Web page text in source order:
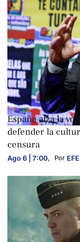
ARTE Y CULTURA
España alza la
defender la
censura
Ago 6 | 7:00, Por EFE